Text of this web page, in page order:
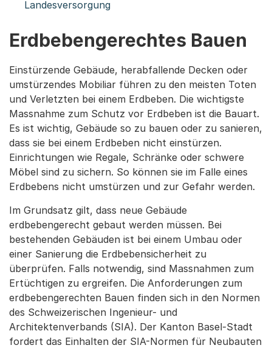
Landesversorgung
Erdbebengerechtes Bauen
Einstürzende Gebäude, herabfallende Decken oder
umstürzendes Mobiliar führen zu den meisten Toten
und Verletzten bei einem Erdbeben. Die wichtigste
Massnahme zum Schutz vor Erdbeben ist die Bauart.
Es ist wichtig, Gebäude so zu bauen oder zu sanieren,
dass sie bei einem Erdbeben nicht einstürzen.
Einrichtungen wie Regale, Schränke oder schwere
Möbel sind zu sichern. So können sie im Falle eines
Erdbebens nicht umstürzen und zur Gefahr werden.
Im Grundsatz gilt, dass neue Gebäude
erdbebengerecht gebaut werden müssen. Bei
bestehenden Gebäuden ist bei einem Umbau oder
einer Sanierung die Erdbebensicherheit zu
überprüfen. Falls notwendig, sind Massnahmen zum
Ertüchtigen zu ergreifen. Die Anforderungen zum
erdbebengerechten Bauen finden sich in den Normen
des Schweizerischen Ingenieur- und
Architektenverbands (SIA). Der Kanton Basel-Stadt
fordert das Einhalten der SIA-Normen für Neubauten